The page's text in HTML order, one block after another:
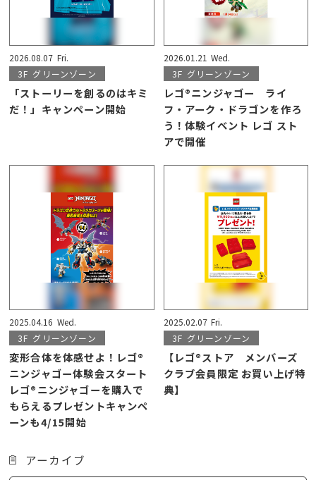
2026.08.07 Fri.
3F グリーンゾーン
「ストーリーを創るのはキミ
だ！」キャンペーン開始
2026.01.21 Wed.
3F グリーンゾーン
レゴ®ニンジャゴー ライ
フ・アーク・ドラゴンを作ろ
う！体験イベント レゴ スト
アで開催
2025.04.16 Wed.
3F グリーンゾーン
変形合体を体感せよ！レゴ®
ニンジャゴー体験会スタート
レゴ®ニンジャゴーを購入で
もらえるプレゼントキャンペ
ーンも4/15開始
2025.02.07 Fri.
3F グリーンゾーン
【レゴ®ストア メンバーズ
クラブ会員限定 お買い上げ特
典】
アーカイブ